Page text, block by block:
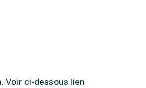
Voir ci-dessous lien